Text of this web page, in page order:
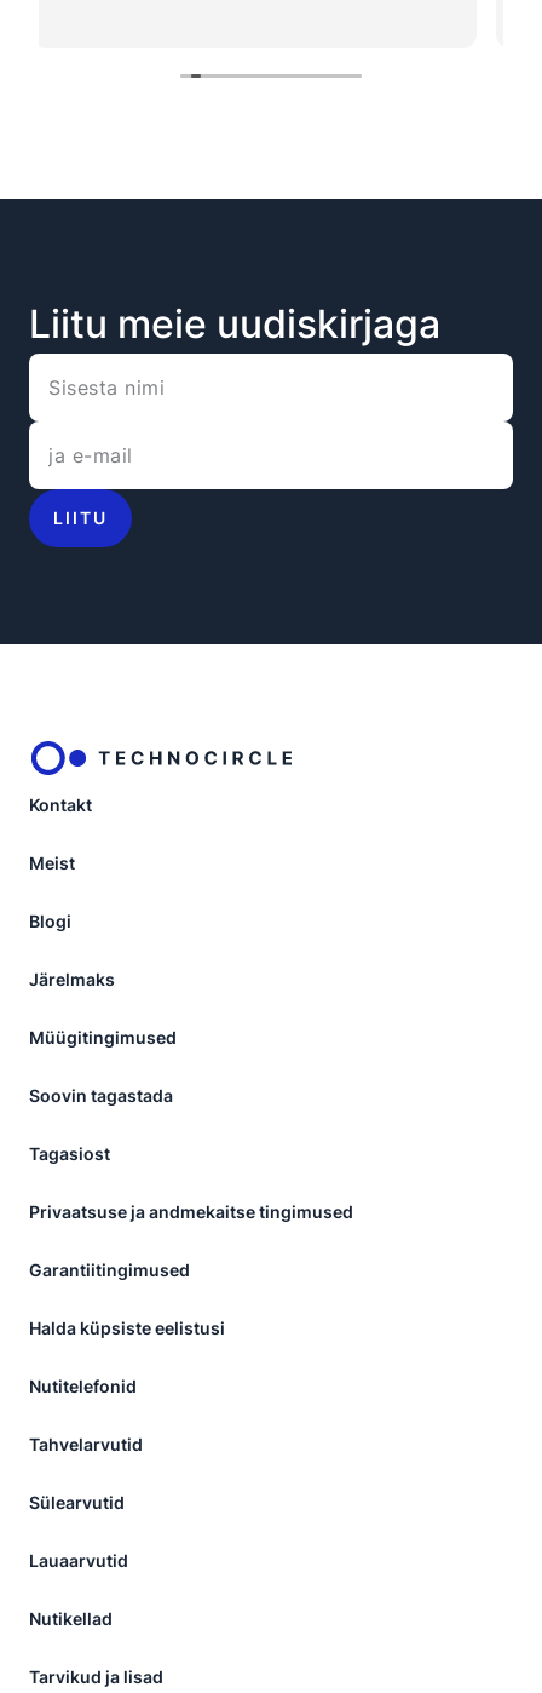
Liitu meie uudiskirjaga
LIITU
Kontakt
Meist
Blogi
Järelmaks
Müügitingimused
Soovin tagastada
Tagasiost
Privaatsuse ja andmekaitse tingimused
Garantiitingimused
Halda küpsiste eelistusi
Nutitelefonid
Tahvelarvutid
Sülearvutid
Lauaarvutid
Nutikellad
Tarvikud ja lisad